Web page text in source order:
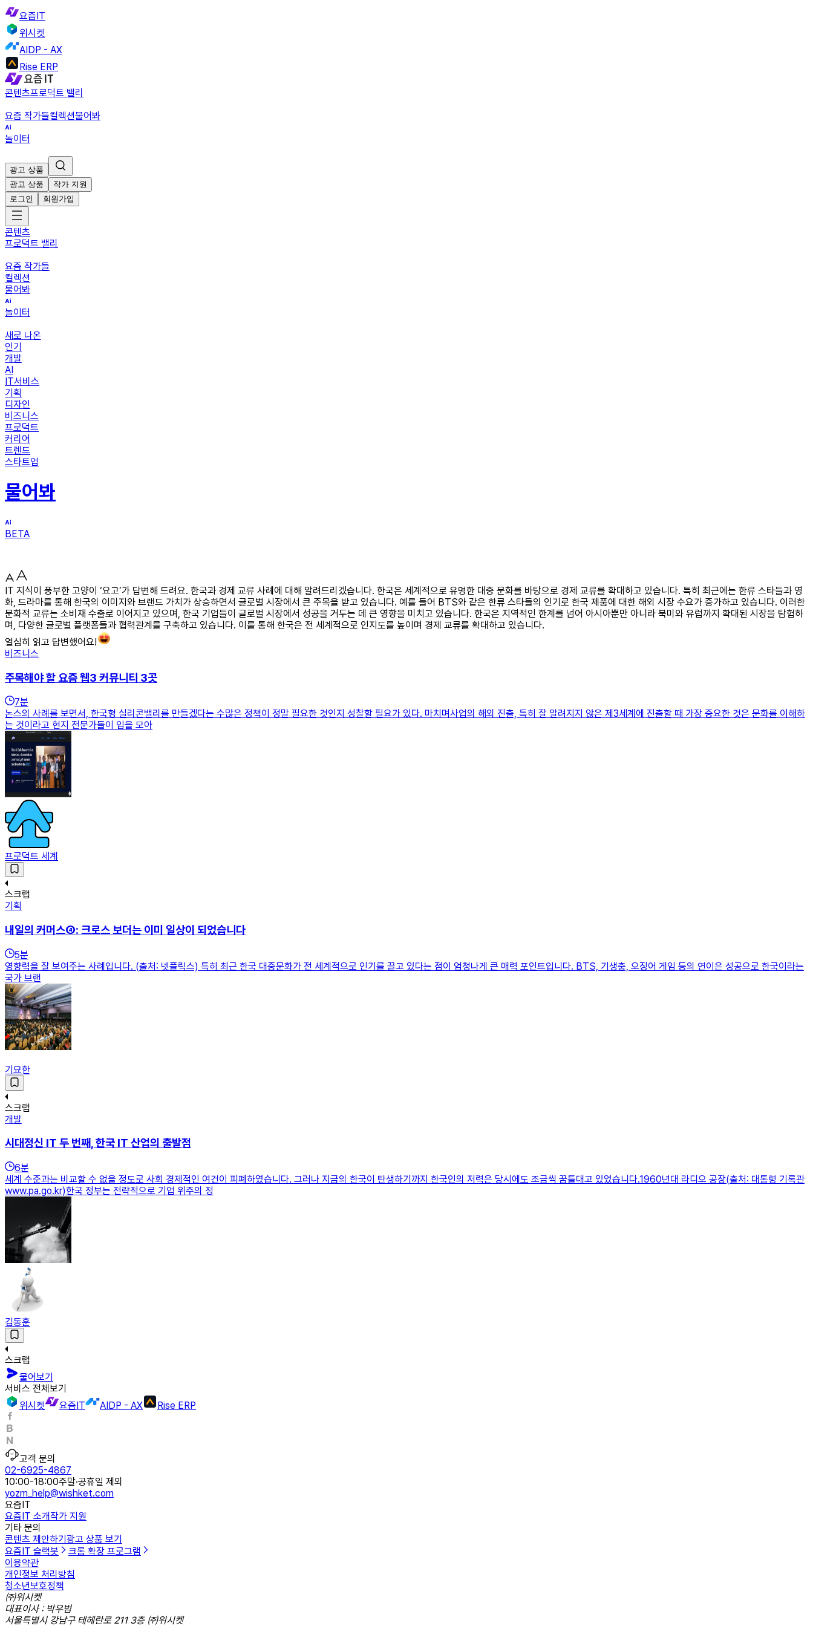
요즘IT
위시켓
AIDP - AX
Rise ERP
콘텐츠프로덕트 밸리
요즘 작가들컬렉션물어봐
놀이터
광고 상품
광고 상품
작가 지원
로그인
회원가입
콘텐츠
프로덕트 밸리
요즘 작가들
컬렉션
물어봐
놀이터
새로 나온
인기
개발
AI
IT서비스
기획
디자인
비즈니스
프로덕트
커리어
트렌드
스타트업
물어봐
BETA
IT 지식이 풍부한 고양이 ‘요고’가 답변해 드려요. 한국과 경제 교류 사례에 대해 알려드리겠습니다. 한국은 세계적으로 유명한 대중 문화를 바탕으로 경제 교류를 확대하고 있습니다. 특히 최근에는 한류 스타들과 영
화, 드라마를 통해 한국의 이미지와 브랜드 가치가 상승하면서 글로벌 시장에서 큰 주목을 받고 있습니다. 예를 들어 BTS와 같은 한류 스타들의 인기로 한국 제품에 대한 해외 시장 수요가 증가하고 있습니다. 이러한
문화적 교류는 소비재 수출로 이어지고 있으며, 한국 기업들이 글로벌 시장에서 성공을 거두는 데 큰 영향을 미치고 있습니다. 한국은 지역적인 한계를 넘어 아시아뿐만 아니라 북미와 유럽까지 확대된 시장을 탐험하
며, 다양한 글로벌 플랫폼들과 협력관계를 구축하고 있습니다. 이를 통해 한국은 전 세계적으로 인지도를 높이며 경제 교류를 확대하고 있습니다.
열심히 읽고 답변했어요!
비즈니스
주목해야 할 요즘 웹3 커뮤니티 3곳
7분
논스의 사례를 보면서, 한국형 실리콘밸리를 만들겠다는 수많은 정책이 정말 필요한 것인지 성찰할 필요가 있다. 마치며사업의 해외 진출, 특히 잘 알려지지 않은 제3세계에 진출할 때 가장 중요한 것은 문화를 이해하
는 것이라고 현지 전문가들이 입을 모아
프로덕트 세계
스크랩
기획
내일의 커머스④: 크로스 보더는 이미 일상이 되었습니다
5분
영향력을 잘 보여주는 사례입니다. (출처: 넷플릭스) 특히 최근 한국 대중문화가 전 세계적으로 인기를 끌고 있다는 점이 엄청나게 큰 매력 포인트입니다. BTS, 기생충, 오징어 게임 등의 연이은 성공으로 한국이라는
국가 브랜
기묘한
스크랩
개발
시대정신 IT 두 번째, 한국 IT 산업의 출발점
6분
세계 수준과는 비교할 수 없을 정도로 사회 경제적인 여건이 피폐하였습니다. 그러나 지금의 한국이 탄생하기까지 한국인의 저력은 당시에도 조금씩 꿈틀대고 있었습니다.1960년대 라디오 공장(출처: 대통령 기록관
www.pa.go.kr)한국 정부는 전략적으로 기업 위주의 정
김동훈
스크랩
물어보기
서비스 전체보기
위시켓
요즘IT AIDP - AX Rise ERP
고객 문의
02-6925-4867
10:00-18:00주말·공휴일 제외
yozm_help@wishket.com
요즘IT
요즘IT 소개작가 지원
기타 문의
콘텐츠 제안하기 광고 상품 보기
요즘IT 슬랙봇
크롬 확장 프로그램
이용약관
개인정보 처리방침
청소년보호정책
㈜위시켓
대표이사 : 박우범
서울특별시 강남구 테헤란로 211 3층 ㈜위시켓